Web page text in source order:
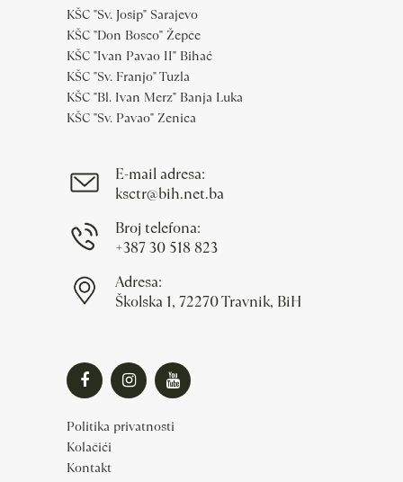
KŠC "Sv. Josip" Sarajevo
KŠC "Don Bosco" Žepče
KŠC "Ivan Pavao II" Bihać
KŠC "Sv. Franjo" Tuzla
KŠC "Bl. Ivan Merz" Banja Luka
KŠC "Sv. Pavao" Zenica
E-mail adresa:
ksctr@bih.net.ba
Broj telefona:
+387 30 518 823
Adresa:
Školska 1, 72270 Travnik, BiH
Politika privatnosti
Kolačići
Kontakt